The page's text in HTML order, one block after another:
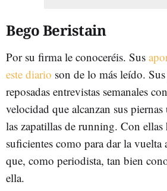
Bego Beristain
Por su firma le conoceréis. Sus
este diario son de lo más leído.
reposadas entrevistas semanales
velocidad que alcanzan sus piernas
las zapatillas de running. Con
suficientes como para dar la vuelta
que, como periodista, tan bien
ella.